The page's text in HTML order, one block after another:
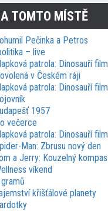
TOMTO MÍSTĚ
Pečinka a Petros
– live
patrola: Dinosauří film
v Českém ráji
patrola: Dinosauří film
1957
večerce
patrola: Dinosauří film
Man: Zbrusu nový den
a Jerry: Kouzelný kompas
víkend
křišťálové planety